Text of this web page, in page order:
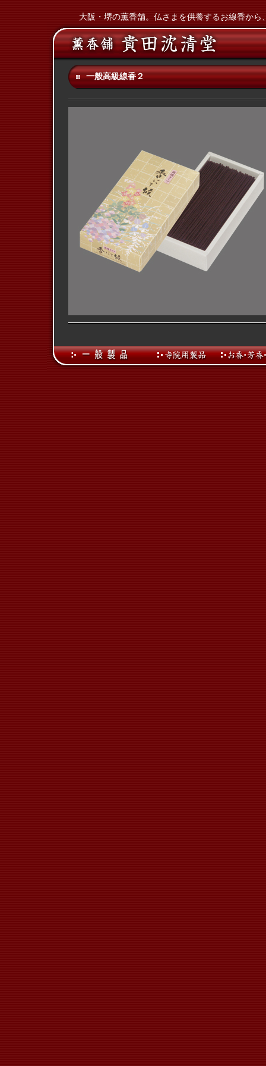
大阪・堺の薫香舗。仏さまを供養するお線香か
一般高級線香２